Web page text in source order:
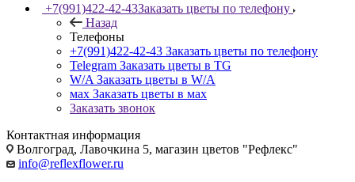
+7(991)422-42-43Заказать цветы по телефону
Назад
Телефоны
+7(991)422-42-43 Заказать цветы по телефону
Telegram Заказать цветы в TG
W/A Заказать цветы в W/A
мах Заказать цветы в мах
Заказать звонок
Контактная информация
Волгоград, Лавочкина 5, магазин цветов "Рефлекс"
info@reflexflower.ru